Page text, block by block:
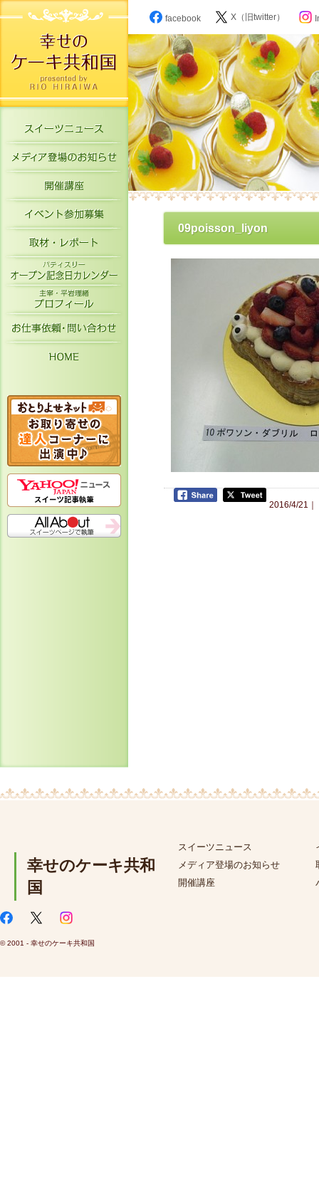
スイーツニュース
メディア登場のお知らせ
開催講座
イベント参加募集
取材・レポート
主宰・平岩理緒プロフィール
お仕事依頼・お問い合わせ
facebook X（旧twitter）
09poisson_liyon
2016/4/21｜
幸せのケーキ共和
国
スイーツニュース
メディア登場のお知らせ
開催講座
© 2001 - 幸せのケーキ共和国